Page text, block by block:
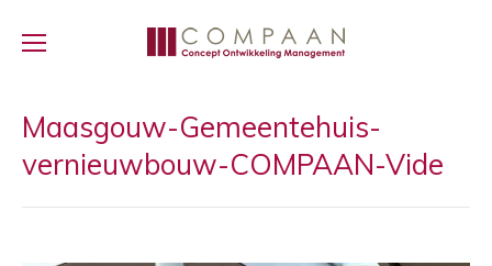
Maasgouw-Gemeentehuis-
vernieuwbouw-COMPAAN-Vide